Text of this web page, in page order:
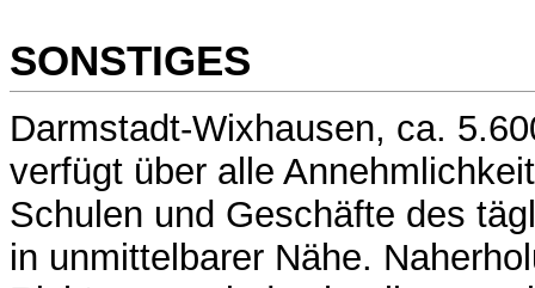
SONSTIGES
Darmstadt-Wixhausen, ca.
verfügt über alle
Schulen und Geschäfte des
in unmittelbarer Nähe.